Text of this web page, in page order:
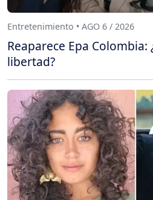
Entretenimiento • AGO 6 / 2026
Reaparece Epa Colombia:
libertad?